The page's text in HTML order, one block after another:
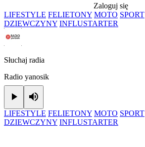
Zaloguj się
LIFESTYLE FELIETONY MOTO SPORT
DZIEWCZYNY INFLUSTARTER
Słuchaj radia
Radio yanosik
Play
LIFESTYLE FELIETONY MOTO SPORT
DZIEWCZYNY INFLUSTARTER